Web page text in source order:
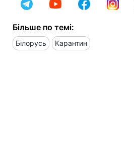
Більше по темі:
Білорусь Карантин